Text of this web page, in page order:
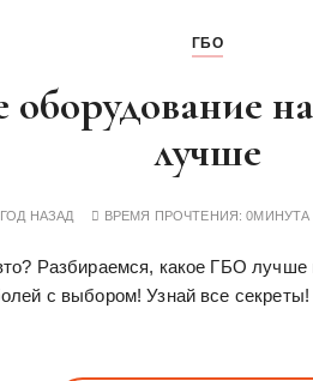
ГБО
оборудование
лучше
ГОД НАЗАД ВРЕМЯ ПРОЧТЕНИЯ:0МИНУТА
Разбираемся, какое ГБО
с выбором! Узнай все секреты!